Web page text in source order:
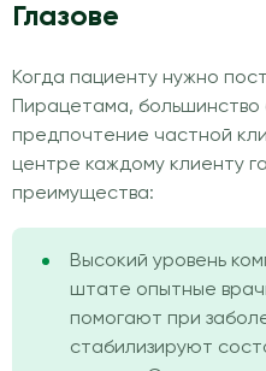
Глазове
Когда пациенту нужно
Пирацетама,
предпочтение частной
центре каждому клиенту
преимущества:
Высокий уровень
штате опытные
помогают при
стабилизируют